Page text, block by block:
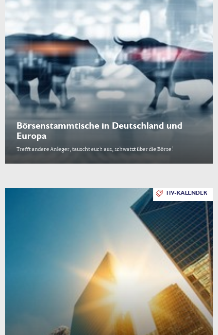
Börsenstammtische in Deutschland und
Europa
Trefft andere Anleger, tauscht euch aus, schwatzt über die Börse!
HV-KALENDER